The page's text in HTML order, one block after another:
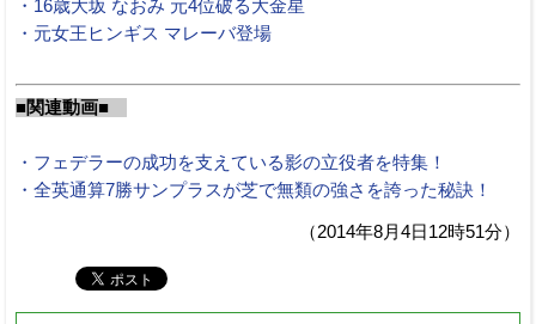
・16歳大坂 なおみ 元4位破る大金星
・元女王ヒンギス マレーバ登場
■関連動画■
・フェデラーの成功を支えている影の立役者を特集！
・全英通算7勝サンプラスが芝で無類の強さを誇った秘訣！
（2014年8月4日12時51分）